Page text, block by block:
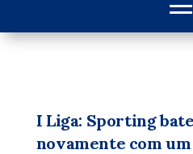
I Liga: Sporting
novamente com